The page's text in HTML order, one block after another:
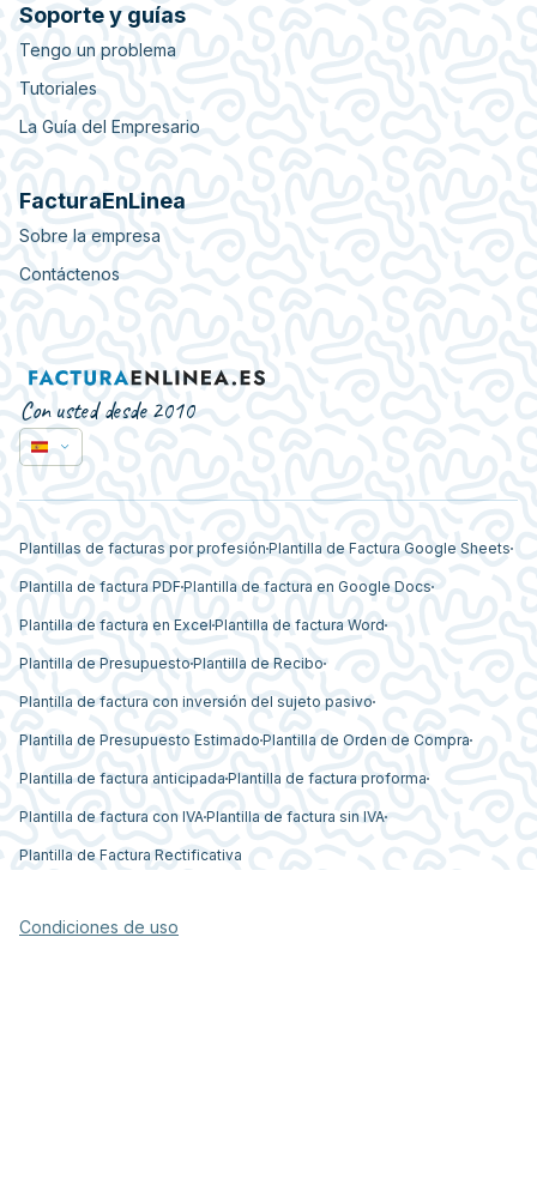
Soporte y guías
Tengo un problema
Tutoriales
La Guía del Empresario
FacturaEnLinea
Sobre la empresa
Contáctenos
Con usted desde 2010
Plantillas de facturas por profesión Plantilla de Factura Google Sheets
Plantilla de factura PDF Plantilla de factura en Google Docs
Plantilla de factura en Excel Plantilla de factura Word
Plantilla de Presupuesto Plantilla de Recibo
Plantilla de factura con inversión del sujeto pasivo
Plantilla de Presupuesto Estimado Plantilla de Orden de Compra
Plantilla de factura anticipada Plantilla de factura proforma
Plantilla de factura con IVA Plantilla de factura sin IVA
Plantilla de Factura Rectificativa
Condiciones de uso